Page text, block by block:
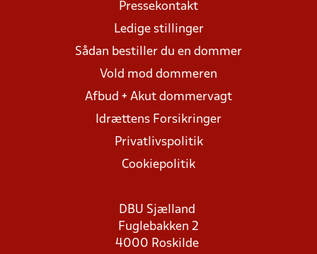
Pressekontakt
Ledige stillinger
Sådan bestiller du en dommer
Vold mod dommeren
Afbud + Akut dommervagt
Idrættens Forsikringer
Privatlivspolitik
Cookiepolitik
DBU Sjælland
Fuglebakken 2
4000 Roskilde